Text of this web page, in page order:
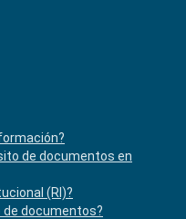
de documentos en
(RI)?
de documentos?